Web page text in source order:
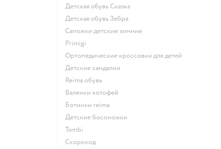
Детская обувь Сказка
Детская обувь Зебра
Сапожки детские зимние
Primigi
Ортопедические кроссовки для детей
Детские сандалии
Reima обувь
Валенки котофей
Ботинки reima
Детские босоножки
Tombi
Скороход